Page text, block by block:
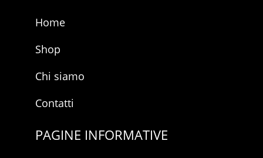
Home
Shop
Chi siamo
Contatti
PAGINE INFORMATIVE